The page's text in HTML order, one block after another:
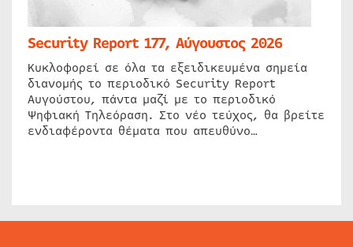
Security Report 177, Αύγουστος 2026
Κυκλοφορεί σε όλα τα εξειδικευμένα σημεία
διανομής το περιοδικό Security Report
Αυγούστου, πάντα μαζί με το περιοδικό
Ψηφιακή Τηλεόραση. Στο νέο τεύχος, θα βρείτε
ενδιαφέροντα θέματα που απευθύνο…